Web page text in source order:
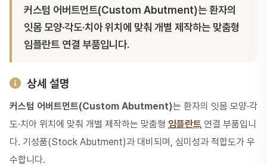
커스텀 어버트먼트(Custom Abutment)는 환자의
잇몸 모양·각도·치아 위치에 맞춰 개별 제작하는 맞춤형
임플란트 연결 부품입니다.
상세 설명
커스텀 어버트먼트(Custom Abutment)는 환자의 잇몸 모양·각
도·치아 위치에 맞춰 개별 제작하는 맞춤형 임플란트 연결 부품입니
다. 기성품(Stock Abutment)과 대비되며, 심미성과 적합도가 우
수합니다.